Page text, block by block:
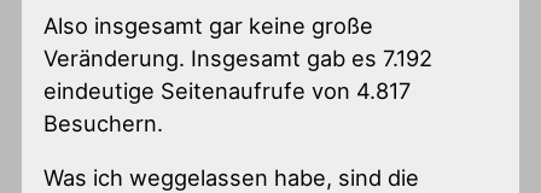
Also insgesamt gar keine große
Veränderung. Insgesamt gab es 7.192
eindeutige Seitenaufrufe von 4.817
Besuchern.
Was ich weggelassen habe, sind die